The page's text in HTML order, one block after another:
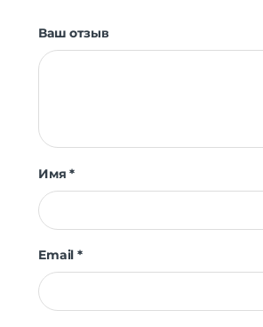
Ваш отзыв
Имя*
Email*